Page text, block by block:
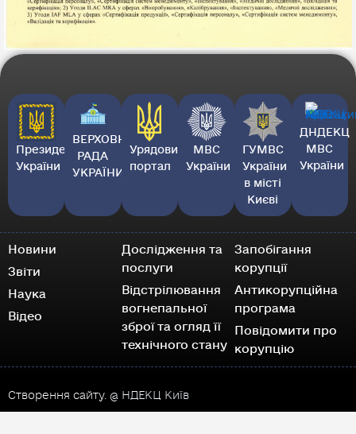
Президент
України
ВЕРХОВНА
РАДА
УКРАЇНИ
Урядовий
портал
МВС
України
ГУМВС
України
в місті
Києві
ДНДЕКЦ
МВС
України
Новини
Звіти
Наука
Відео
Дослідження та
послуги
Відстрілювання
вогнепальної
зброї та огляд її
технічного стану
Запобігання
корупції
Антикорупційна
програма
Повідомити про
корупцію
Створення сайту. @ НДЕКЦ Київ